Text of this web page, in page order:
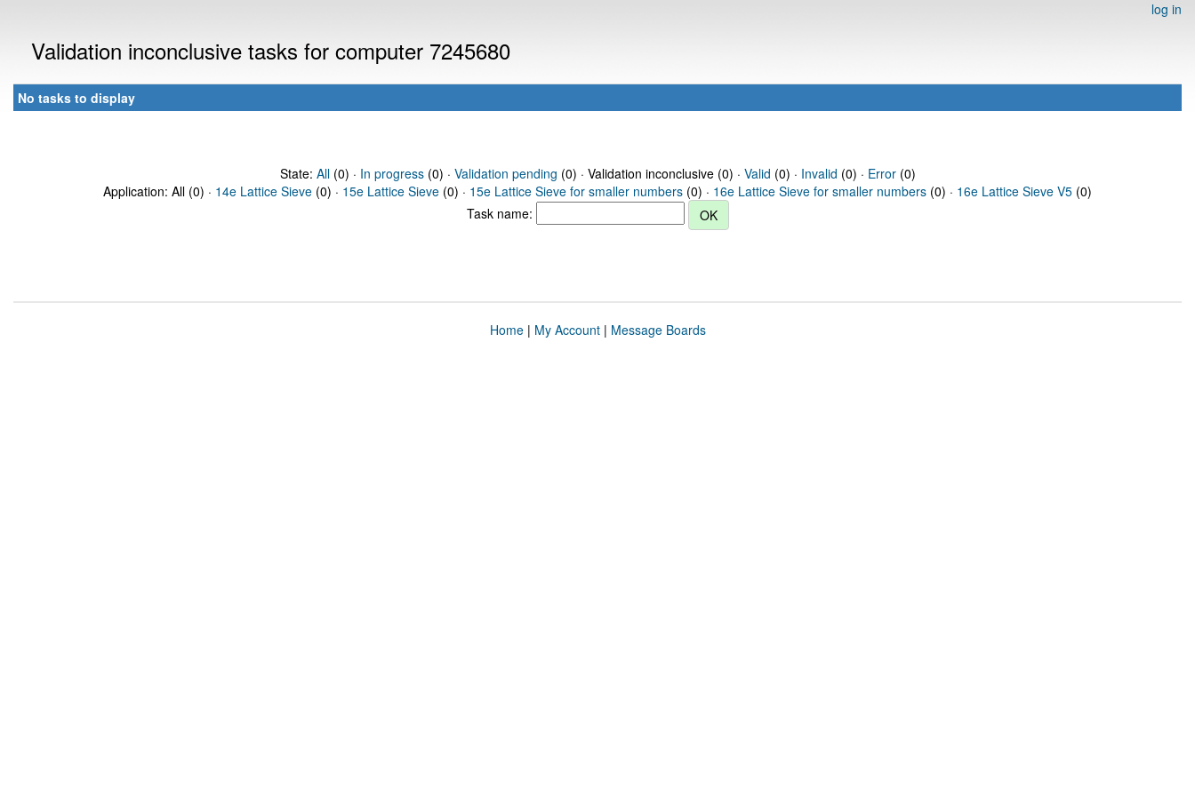
log in
Validation inconclusive tasks for computer 7245680
No tasks to display
State: All(0) · In progress(0) · Validation pending (0) · Validation inconclusive (0) · Valid (0) · Invalid (0) · Error(0)
Application: All (0) · 14e Lattice Sieve (0) · 15e Lattice Sieve (0) · 15e Lattice Sieve for smaller numbers (0) · 16e Lattice Sieve for smaller numbers (0) · 16e Lattice Sieve V5 (0)
Task name:
Home| My Account| Message Boards